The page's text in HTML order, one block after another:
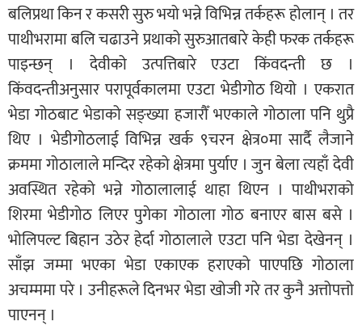
बलिप्रथा किन र कसरी सुरु भयो भन्ने विभिन्न तर्कहरू होलान् । तर
पाथीभरामा बलि चढाउने प्रथाको सुरुआतबारे केही फरक तर्कहरू
पाइन्छन् । देवीको उत्पत्तिबारे एउटा किंवदन्ती छ ।
किंवदन्तीअनुसार परापूर्वकालमा एउटा भेडीगोठ थियो । एकरात
भेडा गोठबाट भेडाको सङ्ख्या हजारौँ भएकाले गोठाला पनि थुप्रै
थिए । भेडीगोठलाई विभिन्न खर्क ९चरन क्षेत्र०मा सार्दै लैजाने
क्रममा गोठालाले मन्दिर रहेको क्षेत्रमा पुर्याए । जुन बेला त्यहाँ देवी
अवस्थित रहेको भन्ने गोठालालाई थाहा थिएन । पाथीभराको
शिरमा भेडीगोठ लिएर पुगेका गोठाला गोठ बनाएर बास बसे ।
भोलिपल्ट बिहान उठेर हेर्दा गोठालाले एउटा पनि भेडा देखेनन् ।
साँझ जम्मा भएका भेडा एकाएक हराएको पाएपछि गोठाला
अचम्ममा परे । उनीहरूले दिनभर भेडा खोजी गरे तर कुनै अत्तोपत्तो
पाएनन् ।